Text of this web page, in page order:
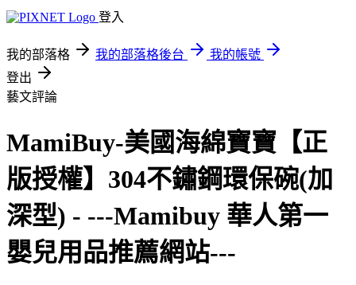
登入
我的部落格 我的部落格後台
我的帳號
登出
藝文評論
MamiBuy-美國海綿寶寶【正
版授權】304不鏽鋼環保碗(加
深型) - ---Mamibuy 華人第一
嬰兒用品推薦網站---